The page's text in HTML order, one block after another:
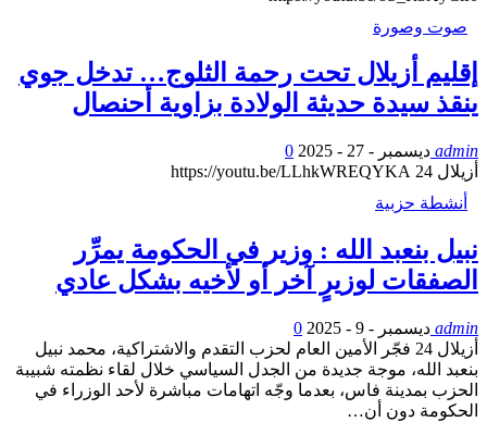
صوت وصورة
إقليم أزيلال تحت رحمة الثلوج… تدخل جوي
ينقذ سيدة حديثة الولادة بزاوية أحنصال
admin ديسمبر - 27 - 2025
0
أزيلال 24 https://youtu.be/LLhkWREQYKA
أنشطة حزبية
نبيل بنعبد الله : وزير في الحكومة يمرِّر
الصفقات لوزيرٍ آخر أو لأخيه بشكل عادي
admin ديسمبر - 9 - 2025
0
أزيلال 24 فجّر الأمين العام لحزب التقدم والاشتراكية، محمد نبيل
بنعبد الله، موجة جديدة من الجدل السياسي خلال لقاء نظمته شبيبة
الحزب بمدينة فاس، بعدما وجّه اتهامات مباشرة لأحد الوزراء في
الحكومة دون أن…